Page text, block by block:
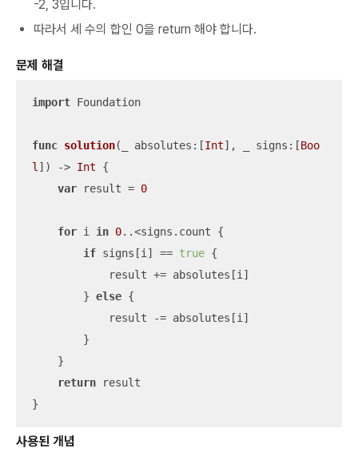
-2, 3입니다.
따라서 세 수의 합인 0을 return 해야 합니다.
문제 해결
import Foundation
func solution( absolutes :[Int], signs :[Boo
l ]) -> Int {
var result = 0
for i in 0..<signs.count {
if signs[i] == true {
            result
+= absolutes[i]
        }
else {
            result
-= absolutes[i]
return result
}
사용된 개념